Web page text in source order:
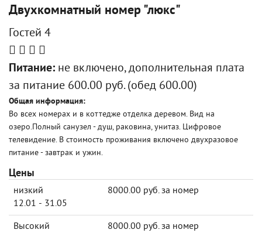
Двухкомнатный номер "люкс"
Гостей 4
Питание: не включено, дополнительная плата
за питание 600.00 руб. (обед 600.00)
Общая информация:
Во всех номерах и в коттедже отделка деревом. Вид на
озеро.Полный санузел - душ, раковина, унитаз. Цифровое
телевидение. В стоимость проживания включено двухразовое
питание - завтрак и ужин.
Цены
низкий
12.01 - 31.05
8000.00 руб. за номер
Высокий
8000.00 руб. за номер